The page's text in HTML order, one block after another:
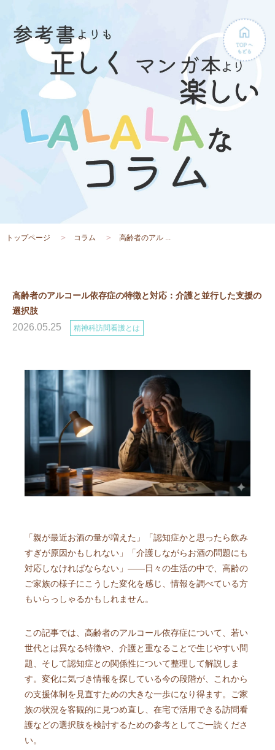
トップページ コラム 高齢者のアル ...
高齢者のアルコール依存症の特徴と対応：介護と並行した支援の
選択肢
2026.05.25 精神科訪問看護とは
「親が最近お酒の量が増えた」「認知症かと思ったら飲み
すぎが原因かもしれない」「介護しながらお酒の問題にも
対応しなければならない」――日々の生活の中で、高齢の
ご家族の様子にこうした変化を感じ、情報を調べている方
もいらっしゃるかもしれません。
この記事では、高齢者のアルコール依存症について、若い
世代とは異なる特徴や、介護と重なることで生じやすい問
題、そして認知症との関係性について整理して解説しま
す。変化に気づき情報を探している今の段階が、これから
の支援体制を見直すための大きな一歩になり得ます。ご家
族の状況を客観的に見つめ直し、在宅で活用できる訪問看
護などの選択肢を検討するための参考としてご一読くださ
い。